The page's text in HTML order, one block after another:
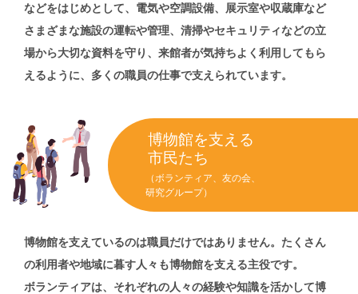
などをはじめとして、電気や空調設備、展示室や収蔵庫など
さまざまな施設の運転や管理、清掃やセキュリティなどの立
場から大切な資料を守り、来館者が気持ちよく利用してもら
えるように、多くの職員の仕事で支えられています。
博物館を支える
市民たち
（ボランティア、友の会、
研究グループ）
博物館を支えているのは職員だけではありません。たくさん
の利用者や地域に暮す人々も博物館を支える主役です。
ボランティアは、それぞれの人々の経験や知識を活かして博